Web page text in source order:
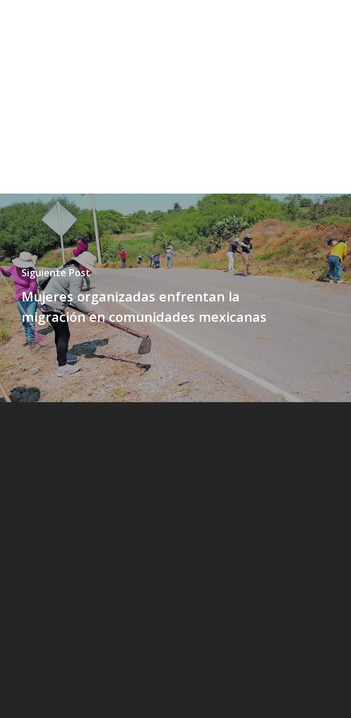
Siguiente Post
Mujeres organizadas enfrentan la
migración en comunidades mexicanas